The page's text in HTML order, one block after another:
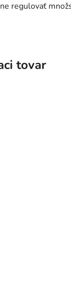
regulovať
tovar